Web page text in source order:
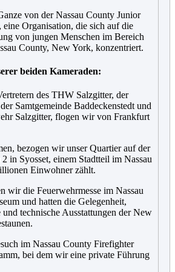
von der Nassau County Junior
Organisation, die sich auf die
von jungen Menschen im Bereich
County, New York, konzentriert.
beiden Kameraden:
des THW Salzgitter, der
Samtgemeinde Baddeckenstedt und
Salzgitter, flogen wir von Frankfurt
bezogen wir unser Quartier auf der
in Syosset, einem Stadtteil im Nassau
Einwohner zählt.
wir die Feuerwehrmesse im Nassau
und hatten die Gelegenheit,
und technische Ausstattungen der New
im Nassau County Firefighter
bei dem wir eine private Führung